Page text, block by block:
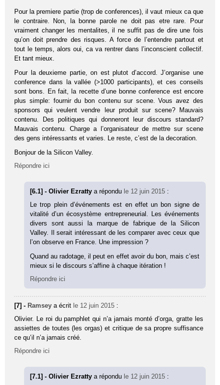
Pour la premiere partie (trop de conferences), il vaut mieux ca que
le contraire. Non, la bonne parole ne doit pas etre rare. Pour
vraiment changer les mentalites, il ne suffit pas de dire une fois
qu’on doit prendre des risques. A force de l’entendre partout et
tout le temps, alors oui, ca va rentrer dans l’inconscient collectif.
Et tant mieux.
Pour la deuxieme partie, on est plutot d’accord. J’organise une
conference dans la vallée (>1000 participants), et ces conseils
sont bons. En fait, la recette d’une bonne conference est encore
plus simple: fournir du bon contenu sur scene. Vous avez des
sponsors qui veulent vendre leur produit sur scene? Mauvais
contenu. Des politiques qui donneront leur discours standard?
Mauvais contenu. Charge a l’organisateur de mettre sur scene
des gens intéressants et varies. Le reste, c’est de la decoration.
Bonjour de la Silicon Valley.
Répondre ici
[6.1] - Olivier Ezrattya répondu le 12 juin 2015 :
Le trop plein d’événements est en effet un bon signe de
vitalité d’un écosystème entrepreneurial. Les événements
divers sont aussi la marque de fabrique de la Silicon
Valley. Il serait intéressant de les comparer avec ceux que
l’on observe en France. Une impression ?
Quand au radotage, il peut en effet avoir du bon, mais c’est
mieux si le discours s’affine à chaque itération !
Répondre ici
[7] - Ramsey a écrit le 12 juin 2015 :
Olivier. Le roi du pamphlet qui n’a jamais monté d’orga, gratte les
assiettes de toutes (les orgas) et critique de sa propre suffisance
ce qu’il n’a jamais créé.
Répondre ici
[7.1] - Olivier Ezrattya répondu le 12 juin 2015 :